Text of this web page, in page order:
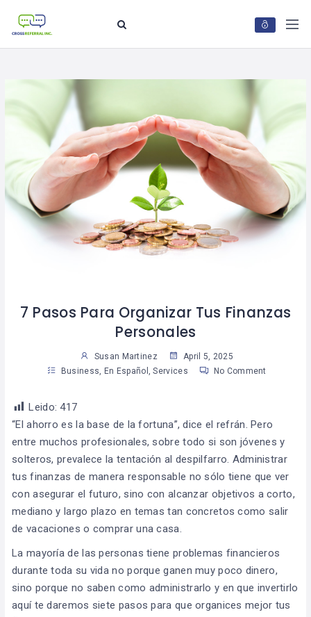
7 Pasos Para Organizar Tus Finanzas
Personales
Susan Martinez
April 5, 2025
Business
En Español ,Services No Comment
Leido: 417
“El ahorro es la base de la fortuna”, dice el refrán. Pero
entre muchos profesionales, sobre todo si son jóvenes y
solteros, prevalece la tentación al despilfarro. Administrar
tus finanzas de manera responsable no sólo tiene que ver
con asegurar el futuro, sino con alcanzar objetivos a corto,
mediano y largo plazo en temas tan concretos como salir
de vacaciones o comprar una casa.
La mayoría de las personas tiene problemas financieros
durante toda su vida no porque ganen muy poco dinero,
sino porque no saben como administrarlo y en que invertirlo
aquí te daremos siete pasos para que organices mejor tus